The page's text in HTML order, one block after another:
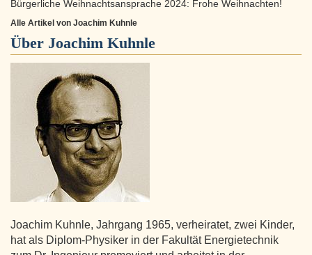
Bürgerliche Weihnachtsansprache 2024: Frohe Weihnachten!
Alle Artikel von Joachim Kuhnle
Über Joachim Kuhnle
Joachim Kuhnle, Jahrgang 1965, verheiratet, zwei Kinder,
hat als Diplom-Physiker in der Fakultät Energietechnik